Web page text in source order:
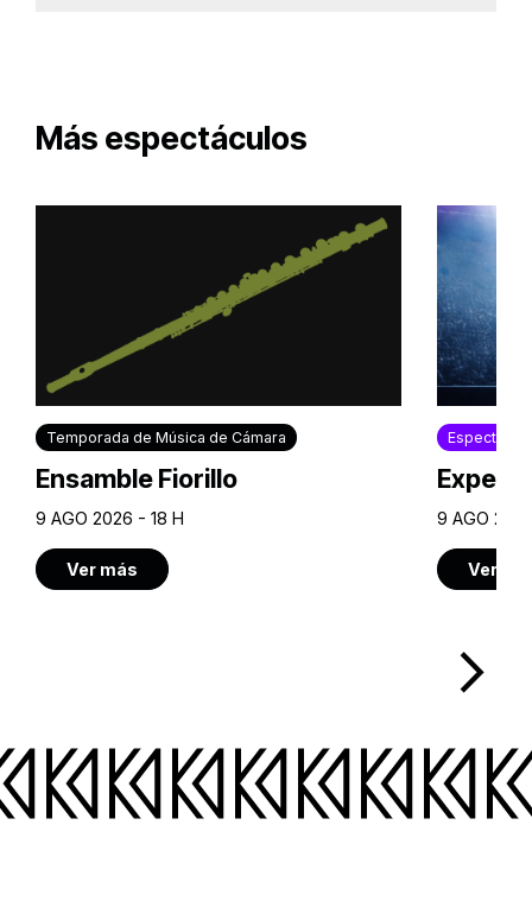
Más espectáculos
Temporada de Música de Cámara
Ensamble Fiorillo
9 AGO 2026 - 18 H
Ver más
9 AGO
Ver
arrow_forward_ios